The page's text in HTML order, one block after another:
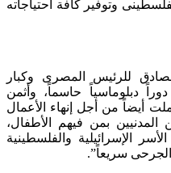
وتوفير كافة احتياجاته
للرئيس المصرى وكبار
دبلوماسياً حاسماً، وأثمن
أيضاً من أجل إنهاء الأعمال
المدنيين بمن فيهم الأطفال،
الإسرائيلية والفلسطينية
سريعاً”.